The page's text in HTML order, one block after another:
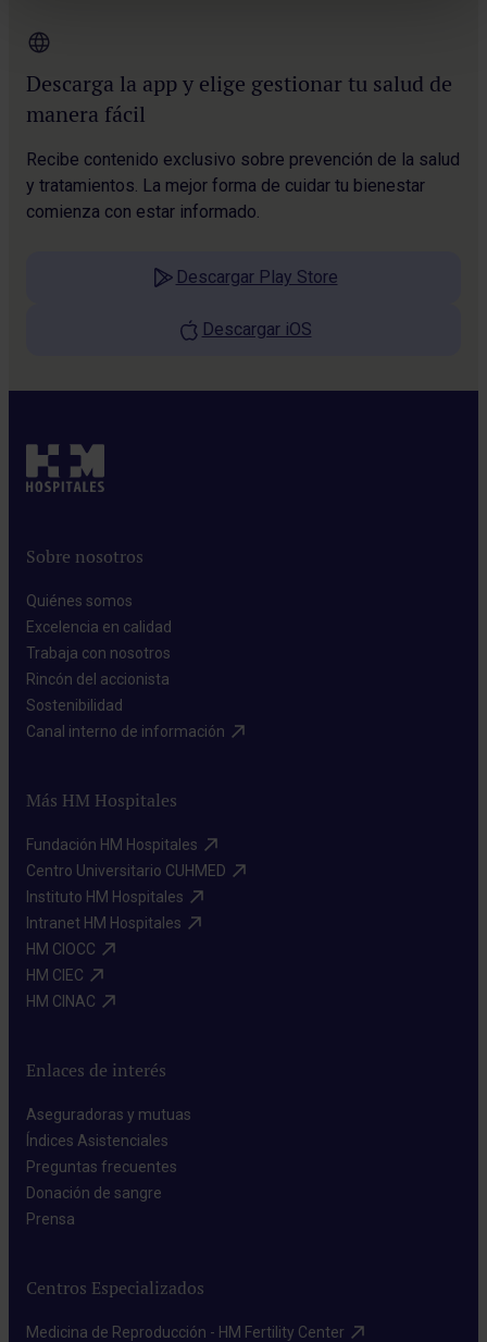
círculo.
Consultar tu historial médico y recetas y descargar tus
justificantes médicos.
Descarga la app y elige gestionar tu salud de
manera fácil
Recibe contenido exclusivo sobre prevención de la salud
y tratamientos. La mejor forma de cuidar tu bienestar
comienza con estar informado.
Descargar Play Store
Descargar iOS
Sobre nosotros
Quiénes somos​
Excelencia en calidad​
Trabaja con nosotros​
Rincón del accionista​
Sostenibilidad​
Canal interno de información​
Más HM Hospitales
Fundación HM Hospitales​
Centro Universitario CUHMED​
Instituto HM Hospitales​
Intranet HM Hospitales​
HM CIOCC​
HM CIEC​
HM CINAC​
Enlaces de interés
Aseguradoras y mutuas​
Índices Asistenciales​
Preguntas frecuentes​
Donación de sangre​
Prensa​
Centros Especializados
Medicina de Reproducción - HM Fertility Center​